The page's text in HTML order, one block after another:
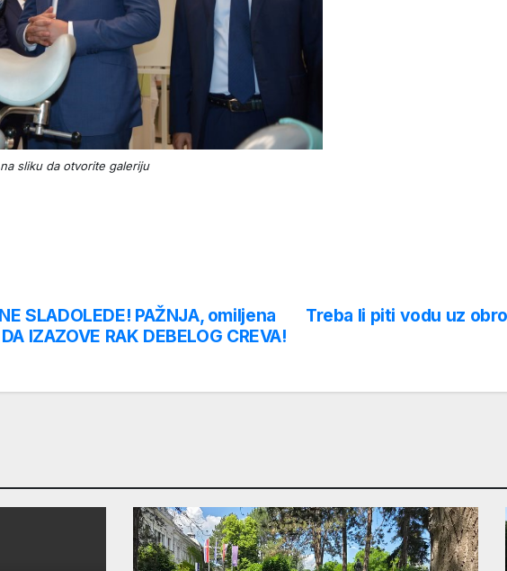
sliku da otvorite galeriju
Treba li piti vodu uz
SLADOLEDE! PAŽNJA, omiljena
IZAZOVE RAK DEBELOG CREVA!